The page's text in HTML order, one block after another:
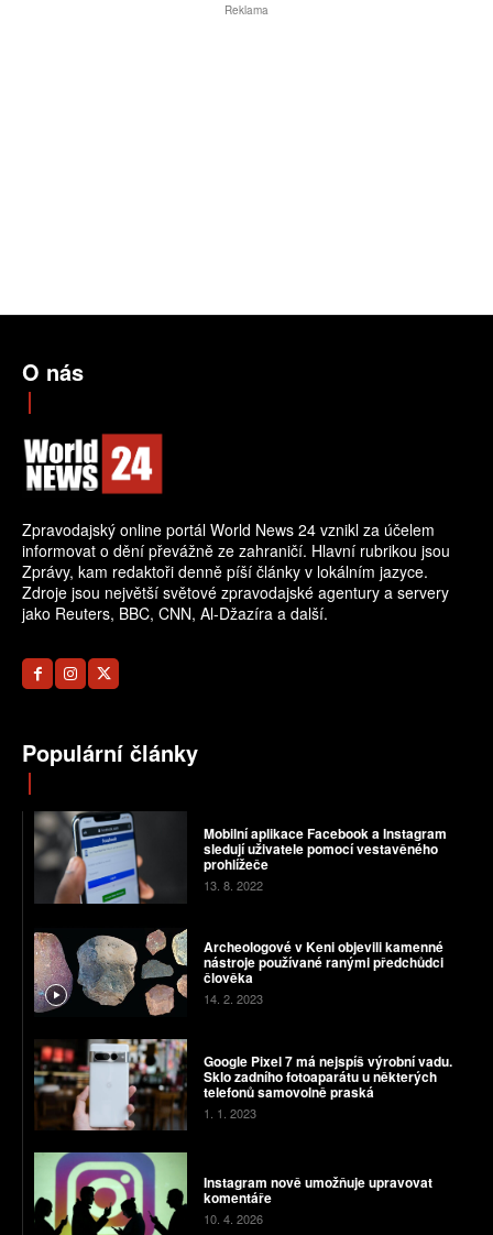
Reklama
O nás
Zpravodajský online portál World News 24 vznikl za účelem
informovat o dění převážně ze zahraničí. Hlavní rubrikou jsou
Zprávy, kam redaktoři denně píší články v lokálním jazyce.
Zdroje jsou největší světové zpravodajské agentury a servery
jako Reuters, BBC, CNN, Al-Džazíra a další.
Populární články
Mobilní aplikace Facebook a Instagram
sledují uživatele pomocí vestavěného
prohlížeče
13. 8. 2022
Archeologové v Keni objevili kamenné
nástroje používané ranými předchůdci
člověka
14. 2. 2023
Google Pixel 7 má nejspíš výrobní vadu.
Sklo zadního fotoaparátu u některých
telefonů samovolně praská
1. 1. 2023
Instagram nově umožňuje upravovat
komentáře
10. 4. 2026